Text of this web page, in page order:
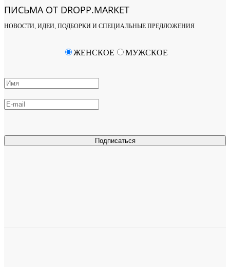
ПИСЬМА ОТ DROPP.MARKET
НОВОСТИ, ИДЕИ, ПОДБОРКИ И СПЕЦИАЛЬНЫЕ ПРЕДЛОЖЕНИЯ
Подписаться
ЖЕНСКОЕ МУЖСКОЕ